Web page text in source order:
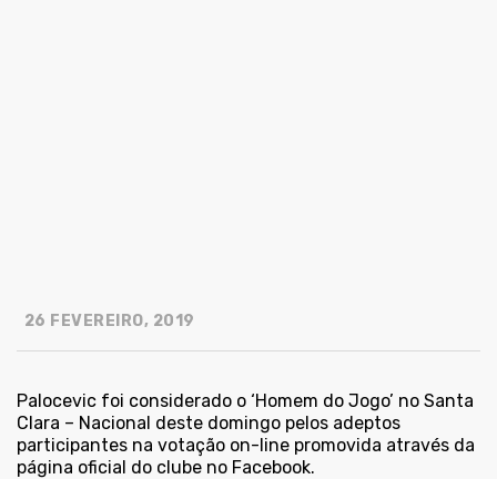
26 FEVEREIRO, 2019
Palocevic foi considerado o ‘Homem do Jogo’ no Santa
Clara – Nacional deste domingo pelos adeptos
participantes na votação on-line promovida através da
página oficial do clube no Facebook.